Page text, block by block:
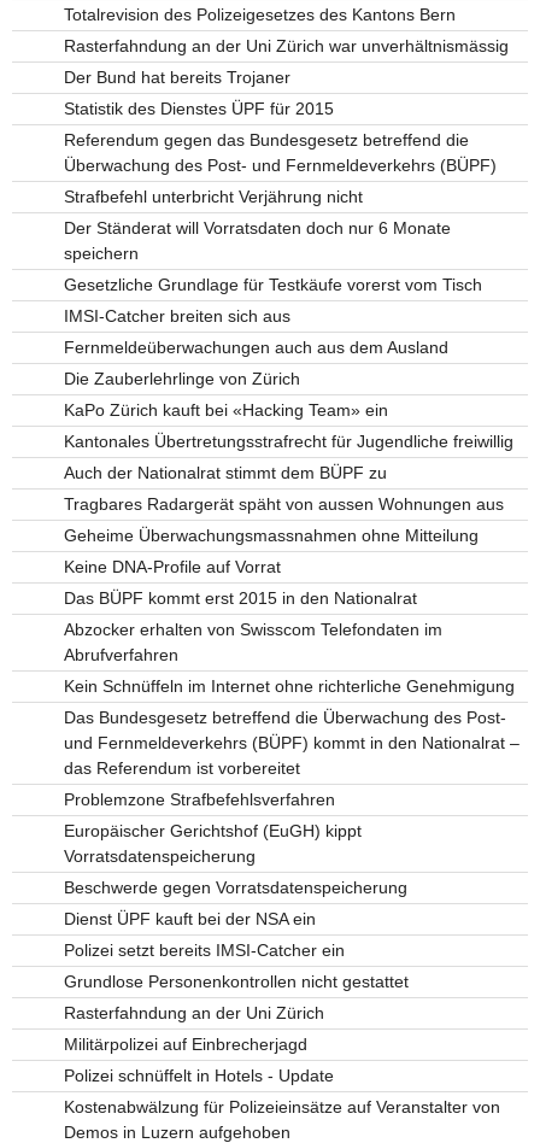
Totalrevision des Polizeigesetzes des Kantons Bern
Rasterfahndung an der Uni Zürich war unverhältnismässig
Der Bund hat bereits Trojaner
Statistik des Dienstes ÜPF für 2015
Referendum gegen das Bundesgesetz betreffend die
Überwachung des Post- und Fernmeldeverkehrs (BÜPF)
Strafbefehl unterbricht Verjährung nicht
Der Ständerat will Vorratsdaten doch nur 6 Monate
speichern
Gesetzliche Grundlage für Testkäufe vorerst vom Tisch
IMSI-Catcher breiten sich aus
Fernmeldeüberwachungen auch aus dem Ausland
Die Zauberlehrlinge von Zürich
KaPo Zürich kauft bei «Hacking Team» ein
Kantonales Übertretungsstrafrecht für Jugendliche freiwillig
Auch der Nationalrat stimmt dem BÜPF zu
Tragbares Radargerät späht von aussen Wohnungen aus
Geheime Überwachungsmassnahmen ohne Mitteilung
Keine DNA-Profile auf Vorrat
Das BÜPF kommt erst 2015 in den Nationalrat
Abzocker erhalten von Swisscom Telefondaten im
Abrufverfahren
Kein Schnüffeln im Internet ohne richterliche Genehmigung
Das Bundesgesetz betreffend die Überwachung des Post-
und Fernmeldeverkehrs (BÜPF) kommt in den Nationalrat –
das Referendum ist vorbereitet
Problemzone Strafbefehlsverfahren
Europäischer Gerichtshof (EuGH) kippt
Vorratsdatenspeicherung
Beschwerde gegen Vorratsdatenspeicherung
Dienst ÜPF kauft bei der NSA ein
Polizei setzt bereits IMSI-Catcher ein
Grundlose Personenkontrollen nicht gestattet
Rasterfahndung an der Uni Zürich
Militärpolizei auf Einbrecherjagd
Polizei schnüffelt in Hotels - Update
Kostenabwälzung für Polizeieinsätze auf Veranstalter von
Demos in Luzern aufgehoben